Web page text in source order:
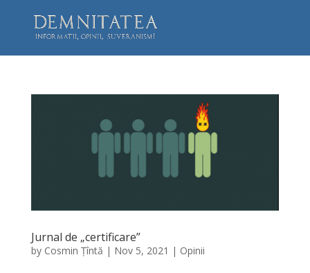
Jurnal de „certificare”
by Cosmin Țîntă | Nov 5, 2021 | Opinii